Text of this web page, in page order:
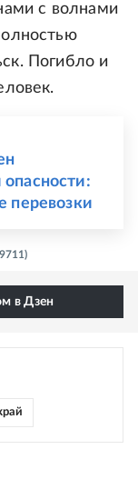
с волнами
Погибло и
перевозки
в Дзен